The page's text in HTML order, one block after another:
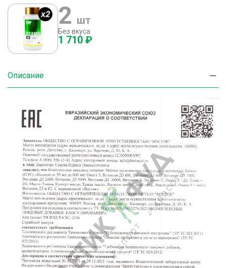
2 шт
Без вкуса
1 710 ₽
Описание